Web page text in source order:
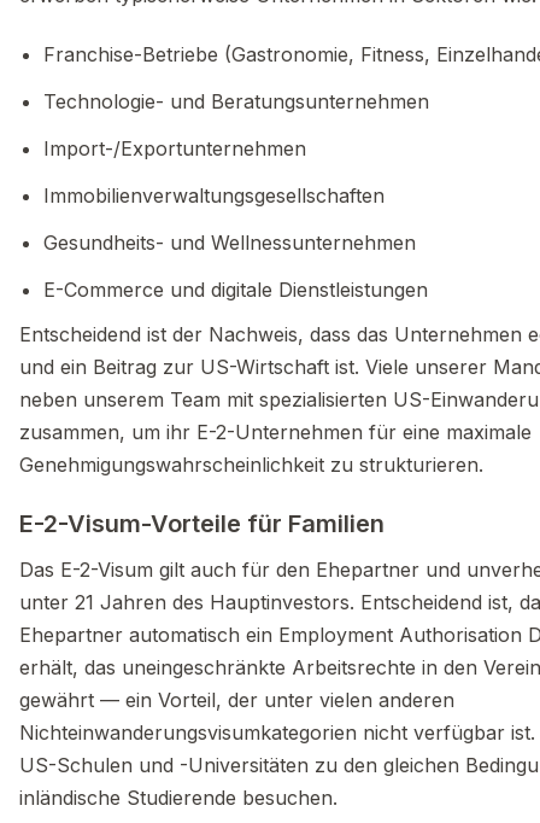
Franchise-Betriebe (Gastronomie, Fitness,
Technologie- und Beratungsunternehmen
Import-/Exportunternehmen
Immobilienverwaltungsgesellschaften
Gesundheits- und Wellnessunternehmen
E-Commerce und digitale Dienstleistungen
Entscheidend ist der Nachweis, dass das Unternehmen
und ein Beitrag zur US-Wirtschaft ist. Viele unserer
neben unserem Team mit spezialisierten US-
zusammen, um ihr E-2-Unternehmen für eine maximale
Genehmigungswahrscheinlichkeit zu strukturieren.
E-2-Visum-Vorteile für Familien
Das E-2-Visum gilt auch für den Ehepartner und
unter 21 Jahren des Hauptinvestors. Entscheidend ist,
Ehepartner automatisch ein Employment Authorisation
erhält, das uneingeschränkte Arbeitsrechte in den
gewährt — ein Vorteil, der unter vielen anderen
Nichteinwanderungsvisumkategorien nicht verfügbar
US-Schulen und -Universitäten zu den gleichen
inländische Studierende besuchen.